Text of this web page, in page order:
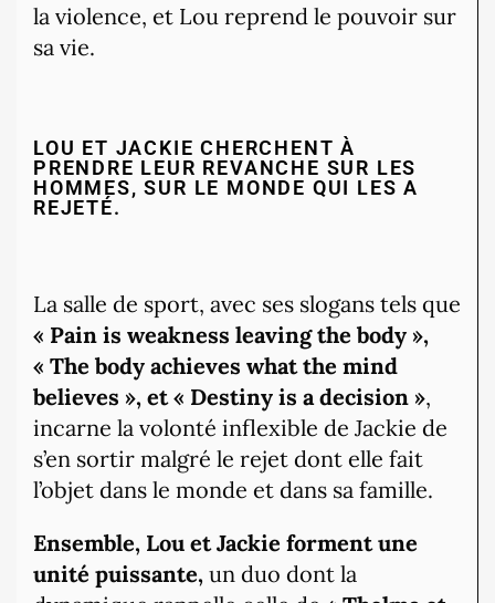
la violence, et Lou reprend le pouvoir sur
sa vie.
LOU ET JACKIE CHERCHENT À
PRENDRE LEUR REVANCHE SUR LES
HOMMES, SUR LE MONDE QUI LES A
REJETÉ.
La salle de sport, avec ses slogans tels que
« Pain is weakness leaving the body »,
« The body achieves what the mind
believes », et « Destiny is a decision »,
incarne la volonté inflexible de Jackie de
s’en sortir malgré le rejet dont elle fait
l’objet dans le monde et dans sa famille.
Ensemble, Lou et Jackie forment une
unité puissante, un duo dont la